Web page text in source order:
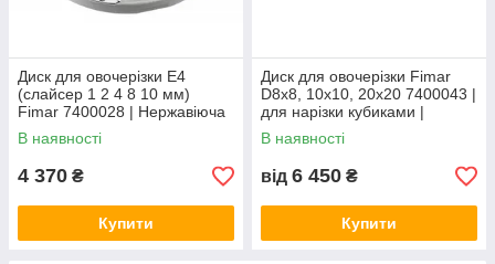
Диск для овочерізки E4
(слайсер 1 2 4 8 10 мм)
Fimar 7400028 | Нержавіюча
сталь | Діаметр 205 мм
В наявності
4 370 ₴
Купити
Диск для овочерізки Fimar
D8x8, 10x10, 20x20 7400043 |
для нарізки кубиками |
нержавіюча сталь
В наявності
від 6 450 ₴
Купити